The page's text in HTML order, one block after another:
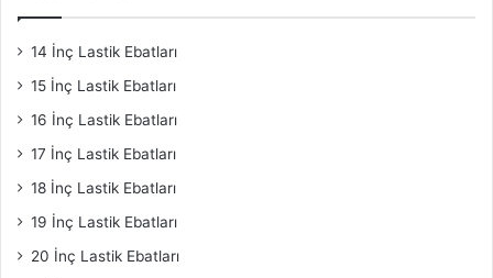
14 İnç Lastik Ebatları
15 İnç Lastik Ebatları
16 İnç Lastik Ebatları
17 İnç Lastik Ebatları
18 İnç Lastik Ebatları
19 İnç Lastik Ebatları
20 İnç Lastik Ebatları